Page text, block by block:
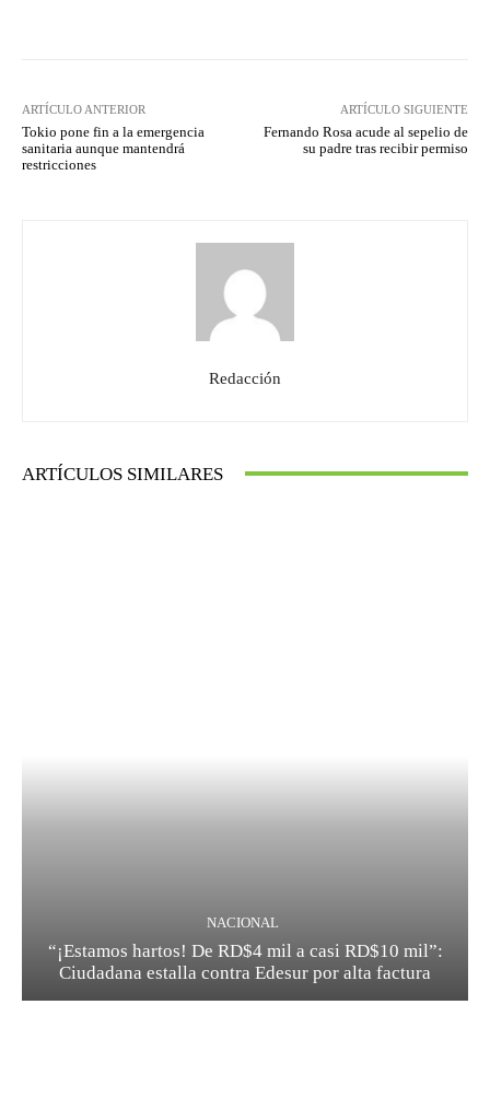
ARTÍCULO ANTERIOR
Tokio pone fin a la emergencia
sanitaria aunque mantendrá
restricciones
ARTÍCULO SIGUIENTE
Fernando Rosa acude al sepelio de
su padre tras recibir permiso
Redacción
ARTÍCULOS SIMILARES
NACIONAL
“¡Estamos hartos! De RD$4 mil a casi RD$10 mil”:
Ciudadana estalla contra Edesur por alta factura